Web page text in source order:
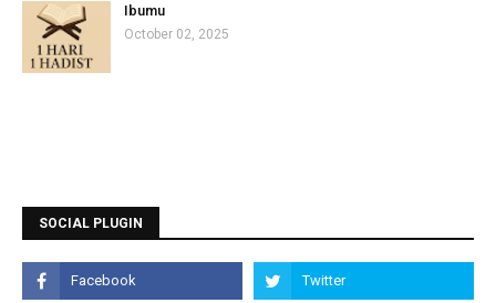
Ibumu
October 02, 2025
SOCIAL PLUGIN